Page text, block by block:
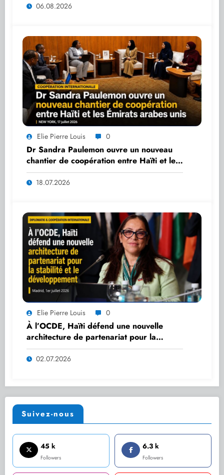
06.08.2026
Elie Pierre Louis 0
Dr Sandra Paulemon ouvre un nouveau
chantier de coopération entre Haïti et les
Émirats arabes unis
18.07.2026
Elie Pierre Louis 0
À l’OCDE, Haïti défend une nouvelle
architecture de partenariat pour la
stabilité et le développement
02.07.2026
Suivez-nous
45 k
Followers
6.3 k
Followers